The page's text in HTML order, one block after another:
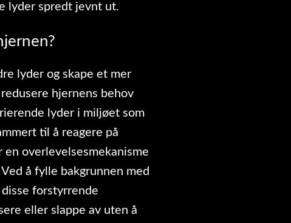
lyder spredt jevnt ut.
lyder og skape et mer
hjernens behov
lyder i miljøet som
til å reagere på
overlevelsesmekanisme
å fylle bakgrunnen med
forstyrrende
eller slappe av uten å